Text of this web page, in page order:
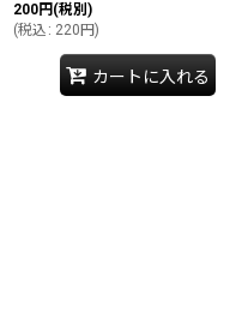
200円 (税別)
(税込 : 220 円)
カートに入れる